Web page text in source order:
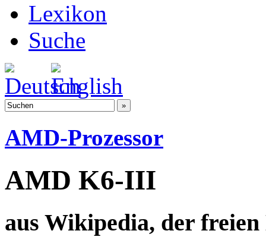
Lexikon
Suche
AMD-Prozessor
AMD K6-III
aus Wikipedia, der